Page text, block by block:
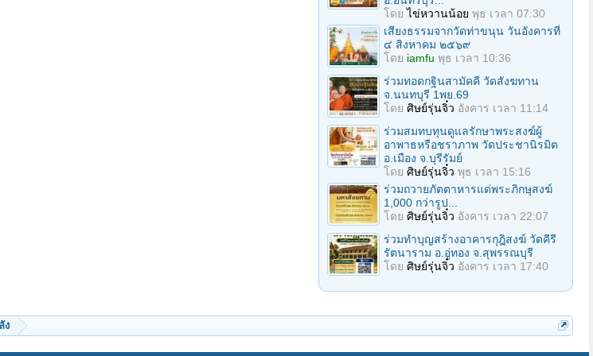
โดยไข่หวานน้อย พุธ เวลา 07:30
เสียงธรรมจากวัดท่าขนุน วันอังคารที่
๔ สิงหาคม ๒๕๖๙
โดย iamfu พุธ เวลา 10:36
ร่วมทอดกฐินสามัคคี วัดสังฆทาน
จ.นนทบุรี 1พย.69
โดย ศิษย์รุ่นจิ๋ว อังคาร เวลา 11:14
ร่วมสมทบทุนดูแลรักษาพระสงฆ์ผู้
อาพาธหรือชราภาพ วัดประชานิรมิต
อ.เมือง จ.บุรีรัมย์
โดย ศิษย์รุ่นจิ๋ว พุธ เวลา 15:16
ร่วมถวายภัตตาหารแด่พระภิกษุสงฆ์
1,000 กว่ารูป...
โดย ศิษย์รุ่นจิ๋ว อังคาร เวลา 22:07
ร่วมทำบุญสร้างอาคารกุฎิสงฆ์ วัดคีรี
รัตนาราม อ.อู่ทอง จ.สุพรรณบุรี
โดย ศิษย์รุ่นจิ๋ว อังคาร เวลา 17:40
ง